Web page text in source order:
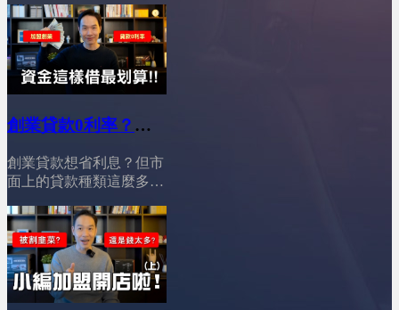
代性&nbsp;02:54穩定獲利
首選！大品牌加盟的鐵飯
碗&nbsp;04:30中小品牌加
盟的生存戰略，如何以小
博大&nbsp;05:52仔細評
&nbsp;08:34最終提醒與行
========================YES
加盟訂閱我的Youtube頻
wei&nbsp;&nbsp;YES加盟
線上加盟展：
https://yesally.com.tw/index_hot.php
按讚我的Facebook專頁：
https://www.facebook.com/yestopone
按讚我的Instagram專頁：
金變貴、風險變高，但加
盟門檻卻反而下降；年輕
加盟主變多，卻不再衝
動，更理性、更會算；市
場看似飽和，其實正在進
戰」。加盟主不再只追人
牌的實際營運能力；總部
也不只是賣加盟，而必須
具備經營、輔導、數據與
策略的能力。再加上 AI
與曝光管道全面重組，沒
有真實力的品牌，正在被
市場快速淘汰。這七個現
況，會直接影響你適不適
創業貸款0利率？加
│YES加盟│加盟幫幫
創業貸款想省利息？但市
面上的貸款種類這麼多，
新手創業者來說，選對貸
款很重要，尤其是打算加
盟品牌、快速開店的人，
找對資金管道，不只可以
減輕初期壓力，還能把省